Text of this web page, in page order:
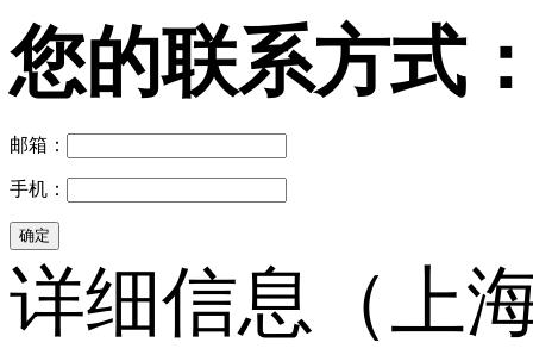
您的联系方式
邮箱：
手机：
详细信息（上